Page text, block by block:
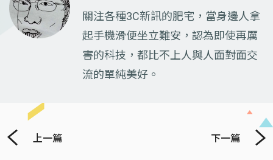
關注各種3C新訊的肥宅，當身邊人拿
起手機滑便坐立難安，認為即使再厲
害的科技，都比不上人與人面對面交
流的單純美好。
上一篇 下一篇